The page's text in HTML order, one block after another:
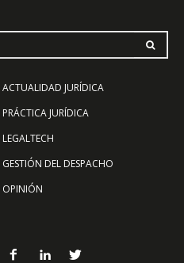
ACTUALIDAD JURÍDICA
PRÁCTICA JURÍDICA
LEGALTECH
GESTIÓN DEL DESPACHO
OPINIÓN